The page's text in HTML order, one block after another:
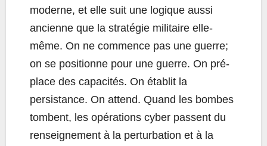
moderne, et elle suit une logique aussi
ancienne que la stratégie militaire elle-
même. On ne commence pas une guerre;
on se positionne pour une guerre. On pré-
place des capacités. On établit la
persistance. On attend. Quand les bombes
tombent, les opérations cyber passent du
renseignement à la perturbation et à la